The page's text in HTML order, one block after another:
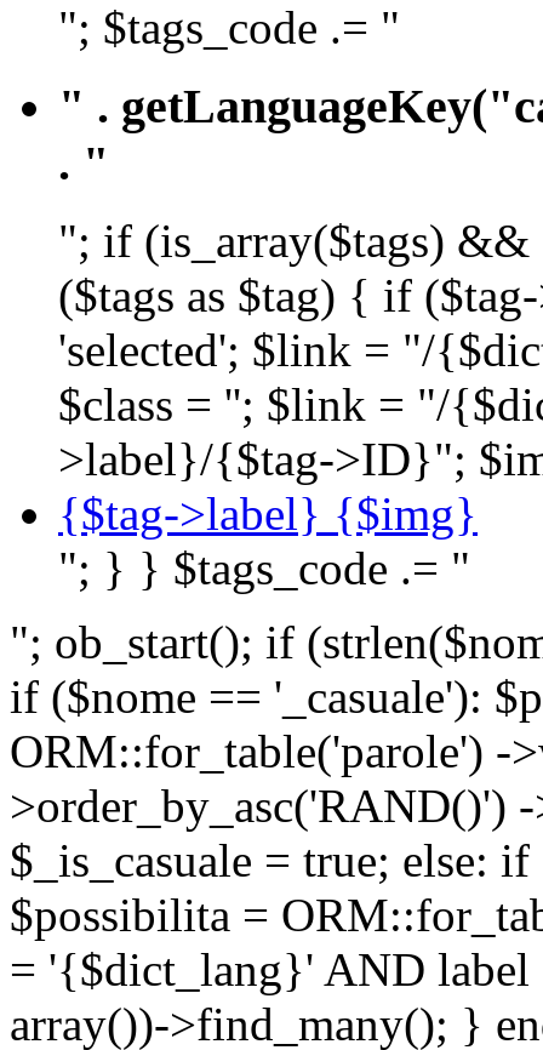
"; $tags_code .= "
" .
. "
"; if (is_array($tags) &&
($tags as $tag) { if
'selected'; $link = "/
$class = ''; $link = "/
>label}/{$tag->ID}";
{$tag->label} {$img}
"; } } $tags_code .= "
"; ob_start(); if
if ($nome == '_casuale'):
ORM::for_table('parole') -
>order_by_asc('RAND()')
$_is_casuale = true; else:
$possibilita =
= '{$dict_lang}' AND
array())->find_many(); }